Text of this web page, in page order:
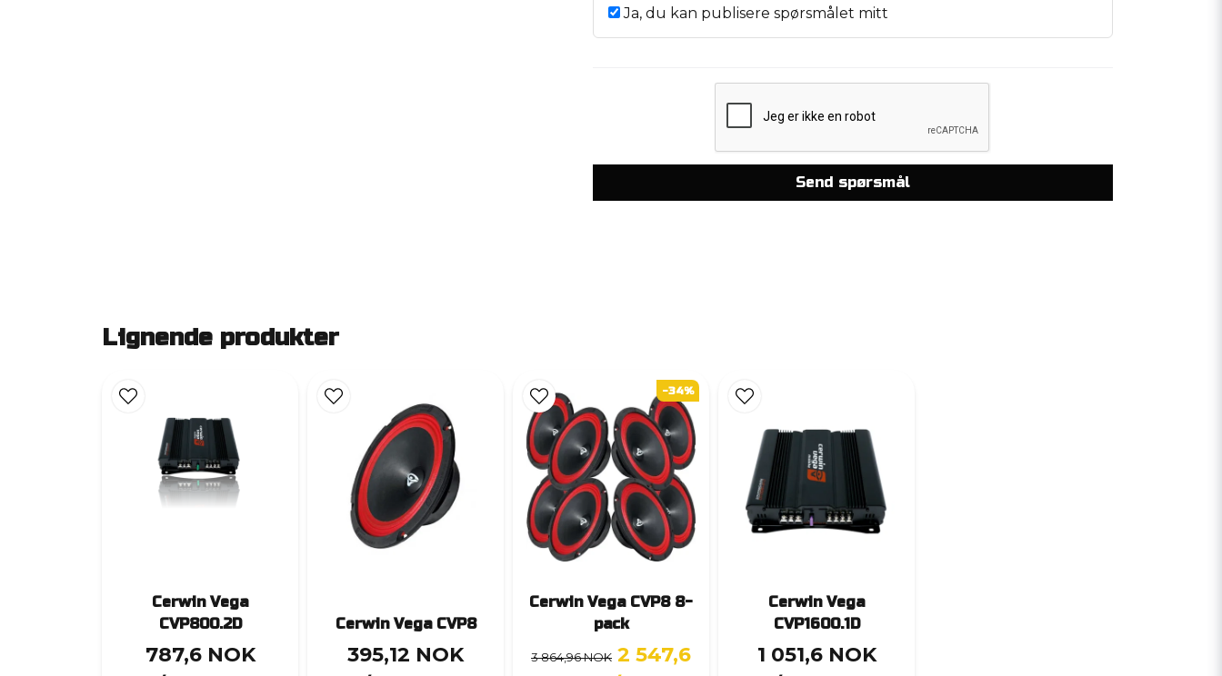
Ja, du kan publisere spørsmålet mitt
Send spørsmål
Lignende produkter
Cerwin Vega
CVP800.2D
787,6 NOK
Cerwin Vega CVP8
395,12 NOK
Cerwin Vega CVP8 8-
pack
3 864,96 NOK 2 547,6
-34%
Cerwin Vega
CVP1600.1D
1 051,6 NOK